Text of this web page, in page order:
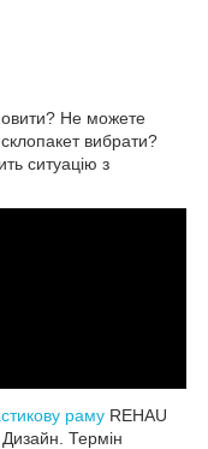
Не можете
вибрати?
ситуацію з
раму REHAU
Дизайн. Термін